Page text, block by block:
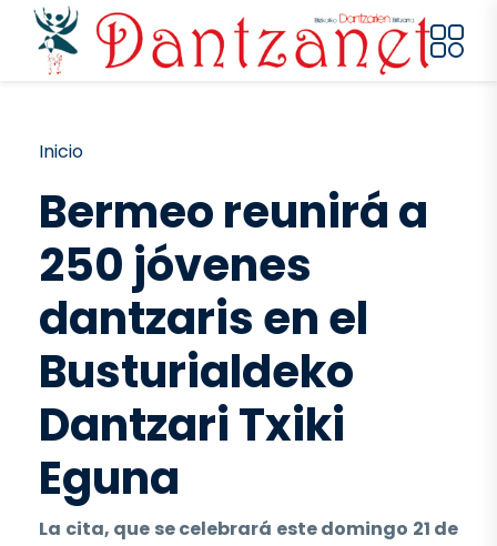
Pasar al contenido principal
Ruta de navegación
Inicio
Bermeo reunirá a
250 jóvenes
dantzaris en el
Busturialdeko
Dantzari Txiki
Eguna
La cita, que se celebrará este domingo 21 de